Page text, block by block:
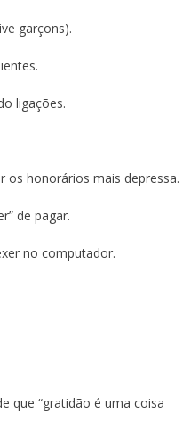
garçons).
ligações.
os honorários mais depressa.
de pagar.
no computador.
que “gratidão é uma coisa